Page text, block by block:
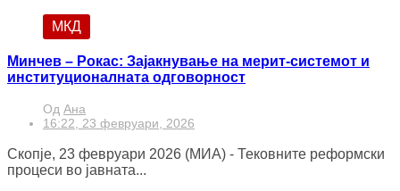
МКД
Минчев – Рокас: Зајакнување на мерит-системот и
институционалната одговорност
Од Ана
16:22, 23 февруари, 2026
Скопје, 23 февруари 2026 (МИА) - Тековните реформски
процеси во јавната...